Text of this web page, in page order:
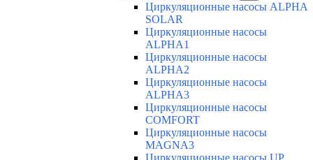
Циркуляционные насосы ALPHA
SOLAR
Циркуляционные насосы
ALPHA1
Циркуляционные насосы
ALPHA2
Циркуляционные насосы
ALPHA3
Циркуляционные насосы
COMFORT
Циркуляционные насосы
MAGNA3